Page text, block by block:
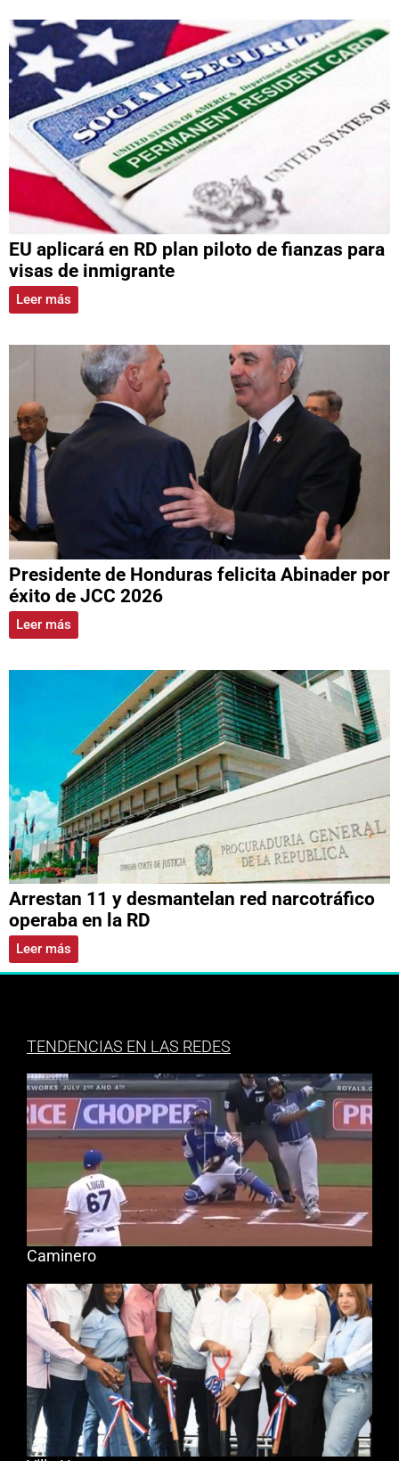
EU aplicará en RD plan piloto de fianzas para
visas de inmigrante
Leer más
Presidente de Honduras felicita Abinader por
éxito de JCC 2026
Leer más
Arrestan 11 y desmantelan red narcotráfico
operaba en la RD
Leer más
TENDENCIAS EN LAS REDES
Caminero